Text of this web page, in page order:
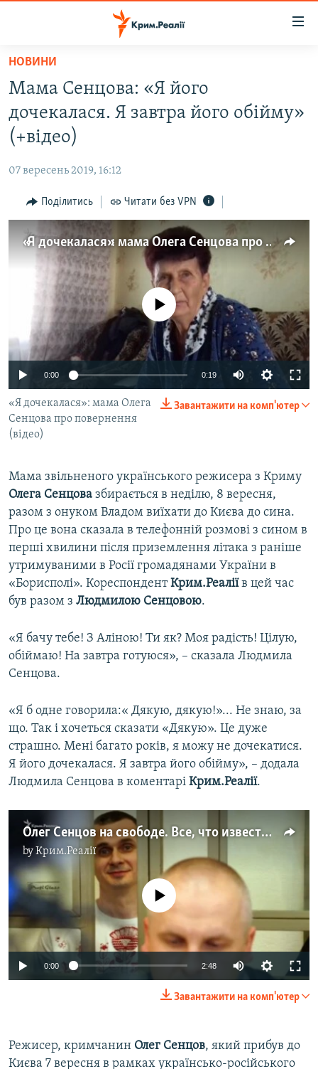
Перейти
основного
матеріалу
Перейти
до
основної
навігації
Перейти
до
пошуку
ВІДЕО ТА ФОТО
БЛОГИ
ПОГЛЯД
ІНТЕРВ'Ю
ВСЕ ЗА ДЕНЬ
СПЕЦПРОЕКТИ
ДЕПОРТАЦІЯ
ВІДЕОУРОКИ «ELIFBE»
СВІДЧЕННЯ ОКУПАЦІЇ
УКРАЇНСЬКА ПРОБЛЕМА КРИМУ
ІНФОГРАФІКА
ЯК ОБІЙТИ БЛОКУВАННЯ
Русский
Qırımtatar
ДОЛУЧАЙСЯ!
Усі сайти RFE/RL
НОВИНИ
Мама Сенцова: «Я його
дочекалася. Я завтра його обійму»
(+відео)
07 вересень 2019, 16:12
Поділитись Читати без VPN
«Я дочекалася»: мама Олега Сенцова про повернення (відео)
No media source currently available
0:00 0:19
Завантажити на комп'ютер
«Я дочекалася»: мама Олега
Сенцова про повернення
(відео)
Мама звільненого українського режисера з Криму
Олега Сенцова збирається в неділю, 8 вересня,
разом з онуком Владом виїхати до Києва до сина.
Про це вона сказала в телефонній розмові з сином в
перші хвилини після приземлення літака з раніше
утримуваними в Росії громадянами України в
«Борисполі». КореспондентКрим.Реаліїв цей час
був разом з Людмилою Сенцовою.
«Я бачу тебе! З Аліною! Ти як? Моя радість! Цілую,
обіймаю! На завтра готуюся», – сказала Людмила
Сенцова.
«Я б одне говорила:« Дякую, дякую!»... Не знаю, за
що. Так і хочеться сказати «Дякую». Це дуже
страшно. Мені багато років, я можу не дочекатися.
Я його дочекалася. Я завтра його обійму», – додала
Людмила Сенцова в коментарі Крим.Реалії.
Олег Сенцов на свободе. Все, что известно (видео)
byКрим.Реалії
No media source currently available
0:00 2:48
Завантажити на комп'ютер
Режисер, кримчанин Олег Сенцов, який прибув до
Києва 7 вересня в рамках українсько-російського